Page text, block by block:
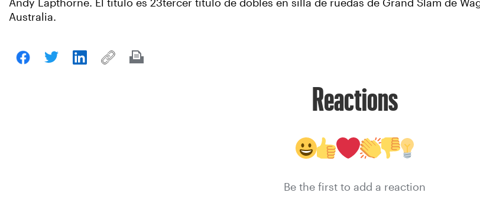
Andy Lapthorne. El título es 23tercer título de dobles en silla de ruedas de Grand Slam de
Australia.
Reactions
Be the first to add a reaction